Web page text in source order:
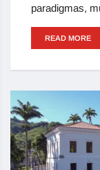
paradigmas,
READ MORE